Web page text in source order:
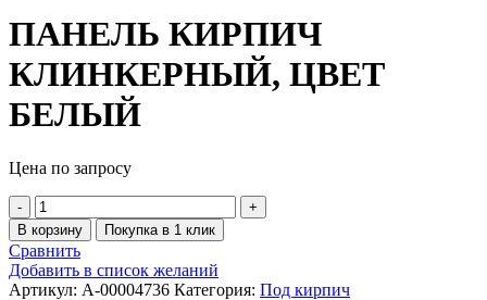
ПАНЕЛЬ КИРПИЧ
КЛИНКЕРНЫЙ, ЦВЕТ
БЕЛЫЙ
Цена по запросу
В корзину Покупка в 1 клик
Сравнить
Добавить в список желаний
Артикул: A-00004736 Категория: Под кирпич